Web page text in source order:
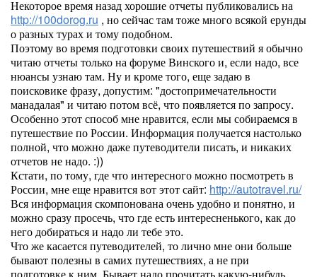
Некоторое время назад хорошие отчеты публиковались на
http://100dorog.ru , но сейчас там тоже много всякой ерунды
о разных турах и тому подобном.
Поэтому во время подготовки своих путешествий я обычно
читаю отчеты только на форуме Винского и, если надо, все
нюансы узнаю там. Ну и кроме того, еще задаю в
поисковике фразу, допустим: "достопримечательности
манадалая" и читаю потом всё, что появляется по запросу.
Особенно этот способ мне нравится, если мы собираемся в
путешествие по России. Информация получается настолько
полной, что можно даже путеводители писать, и никаких
отчетов не надо. :))
Кстати, по тому, где что интересного можно посмотреть в
России, мне еще нравится вот этот сайт: http://autotravel.ru/
Вся информация скомпонована очень удобно и понятно, и
можно сразу просечь, что где есть интересненького, как до
него добираться и надо ли тебе это.
Что же касается путеводителей, то лично мне они больше
бывают полезны в самих путешествиях, а не при